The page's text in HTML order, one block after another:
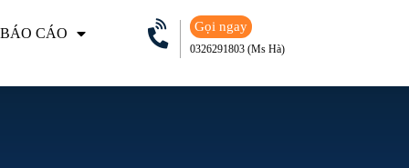
CÁO Gọi ngay
0326291803 (Ms Hà)